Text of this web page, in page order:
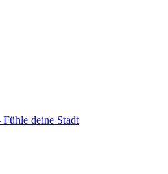
Fühle deine Stadt